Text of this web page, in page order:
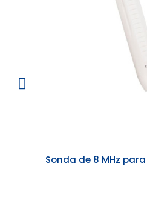
Sonda de 8 MHz